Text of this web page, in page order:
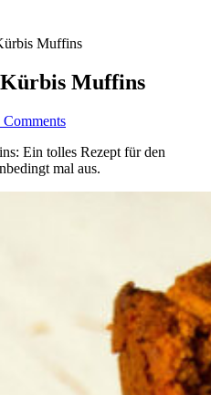
Muffins
Kürbis Muffins
Comments
Ein tolles Rezept für den
mal aus.